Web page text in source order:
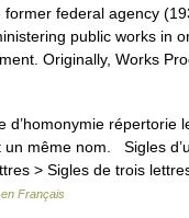
former federal agency
public works in
Originally, Works
répertorie
un même nom. Sigles
> Sigles de trois
en Français